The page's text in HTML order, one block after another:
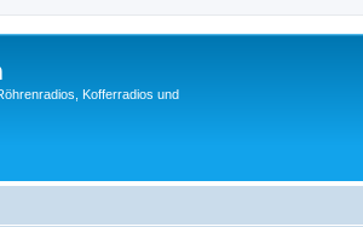
Kofferradios und